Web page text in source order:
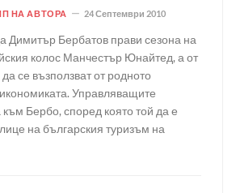
НА АВТОРА 24 Септември 2010
Димитър Бербатов прави сезона на
колос Манчестър Юнайтед, а от
се възползват от родното
Управляващите
Бербо, според която той да е
на българския туризъм на